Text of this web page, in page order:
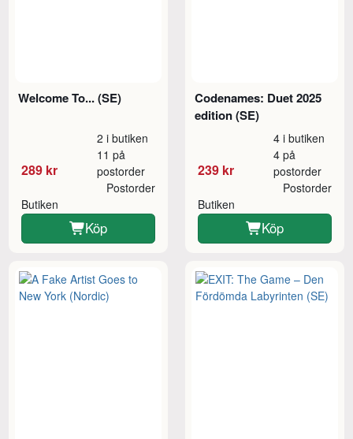
Welcome To... (SE)
289 kr
2 i butiken
11 på
postorder
Butiken
Postorder
Köp
Codenames: Duet 2025
edition (SE)
239 kr
4 i butiken
4 på
postorder
Butiken
Postorder
Köp